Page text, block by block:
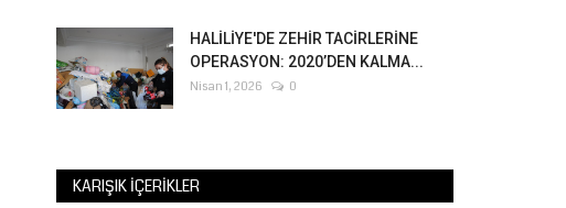
HALİLİYE'DE ZEHİR TACİRLERİNE
OPERASYON: 2020’DEN KALMA...
Nisan 1, 2026 0
KARIŞIK İÇERIKLER